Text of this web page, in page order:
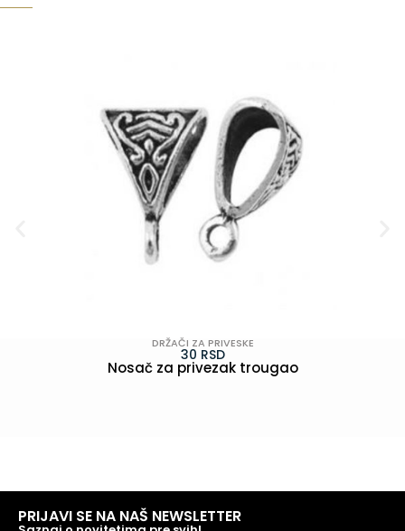
DRŽAČI ZA PRIVESKE
30 RSD
Nosač za privezak trougao
PRIJAVI SE NA NAŠ NEWSLETTER